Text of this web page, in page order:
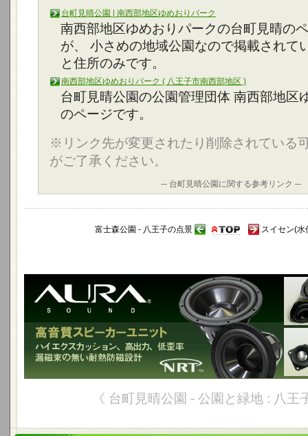
─ 台町見晴公園に関する参考リンク ─
台町見晴公園 | 南西部地区ゆめおりパーク
南西部地区ゆめおりパークの台町見晴の
が、 小さめの地域公園なので掲載されて
と住所のみです。
南西部地区ゆめおりパーク ( 八王子市南西部地区 )
台町見晴公園の公園管理団体 南西部地区
のページです。
※リンク先が変更されたり削除されている
がご了承ください。
富士森公園 - 八王子の点景 スイセン(水
《 台町見晴公園 - 公園と緑地 : 八王